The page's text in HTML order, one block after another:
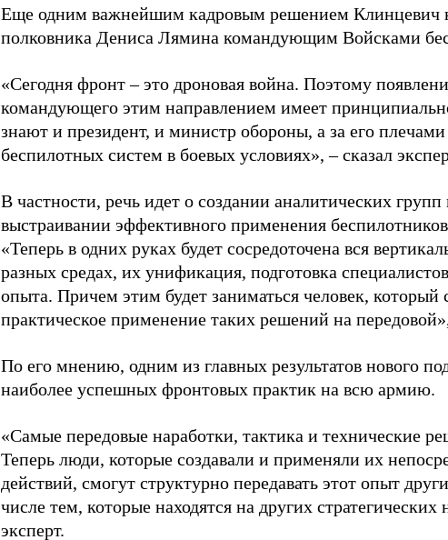
Еще одним важнейшим кадровым решением Клинцевич
полковника Дениса Лямина командующим Войсками
«Сегодня фронт – это дроновая война. Поэтому
командующего этим направлением имеет
знают и президент, и министр обороны, а за его
беспилотных систем в боевых условиях», – сказал
В частности, речь идет о создании аналитических
выстраивании эффективного применения
«Теперь в одних руках будет сосредоточена вся
разных средах, их унификация, подготовка
опыта. Причем этим будет заниматься человек, который
практическое применение таких решений на
По его мнению, одним из главных результатов нового
наиболее успешных фронтовых практик на всю армию.
«Самые передовые наработки, тактика и технические
Теперь люди, которые создавали и применяли их
действий, смогут структурно передавать этот опыт
числе тем, которые находятся на других
эксперт.